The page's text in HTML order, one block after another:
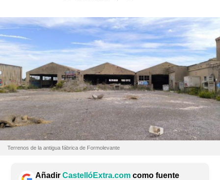
Terrenos de la antigua fábrica de Formolevante
Añadir CastellóExtra.com como fuente